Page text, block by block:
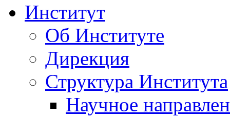
Институт
Об Институте
Дирекция
Структура Института
Научное